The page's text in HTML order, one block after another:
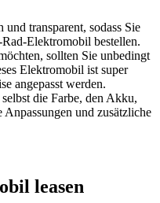
transparent, sodass Sie
Elektromobil bestellen.
sollten Sie unbedingt
Elektromobil ist super
angepasst werden.
die Farbe, den Akku,
und zusätzliche
leasen